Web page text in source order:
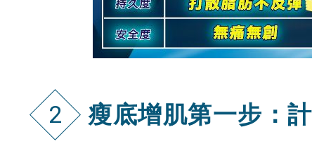
2 瘦底增肌第一步：